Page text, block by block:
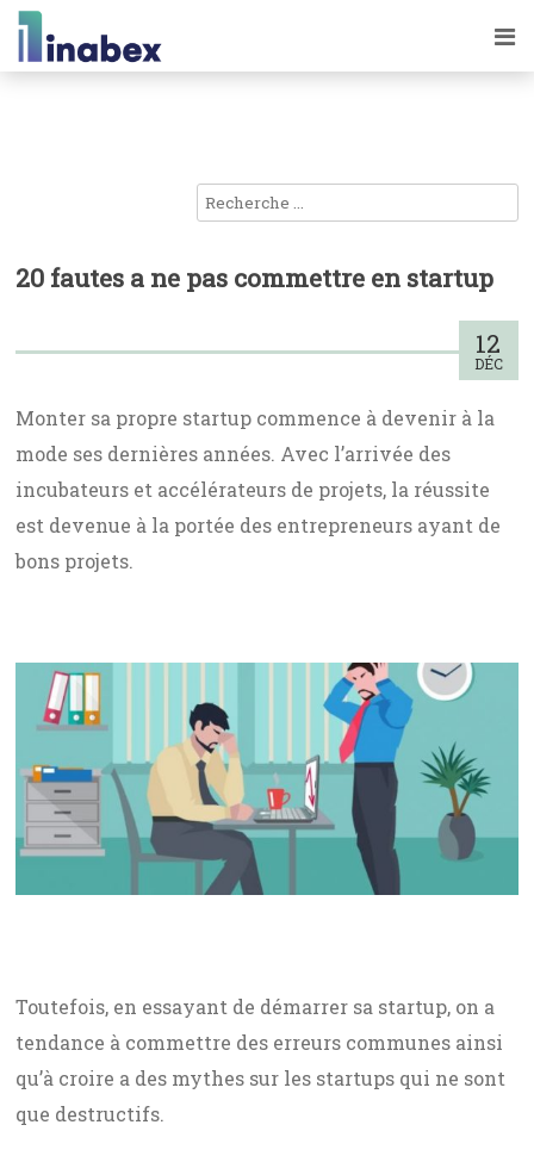
20 fautes a ne pas commettre en startup
12
DÉC
Monter sa propre startup commence à devenir à la
mode ses dernières années. Avec l’arrivée des
incubateurs et accélérateurs de projets, la réussite
est devenue à la portée des entrepreneurs ayant de
bons projets.
Toutefois, en essayant de démarrer sa startup, on a
tendance à commettre des erreurs communes ainsi
qu’à croire a des mythes sur les startups qui ne sont
que destructifs.